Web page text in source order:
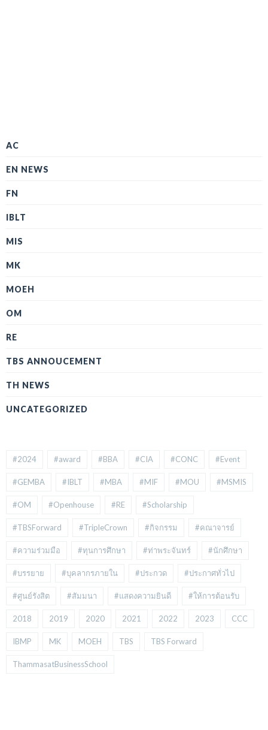
AC
EN NEWS
FN
IBLT
MIS
MK
MOEH
OM
RE
TBS ANNOUCEMENT
TH NEWS
UNCATEGORIZED
#2024 #award #BBA #CIA #CONC #Event
#GEMBA #IBLT #MBA #MIF #MOU #MSMIS
#OM #Openhouse #RE #Scholarship
#TBSForward #TripleCrown #กิจกรรม #คณาจารย์
#ความร่วมมือ #ทุนการศึกษา #ท่าพระจันทร์ #นักศึกษา
#บรรยาย #บุคลากรภายใน #ประกวด #ประกาศทั่วไป
#ศูนย์รังสิต #สัมมนา #แสดงความยินดี #ให้การต้อนรับ
2018 2019 2020 2021 2022 2023 CCC
IBMP MK MOEH TBS TBS Forward
ThammasatBusinessSchool